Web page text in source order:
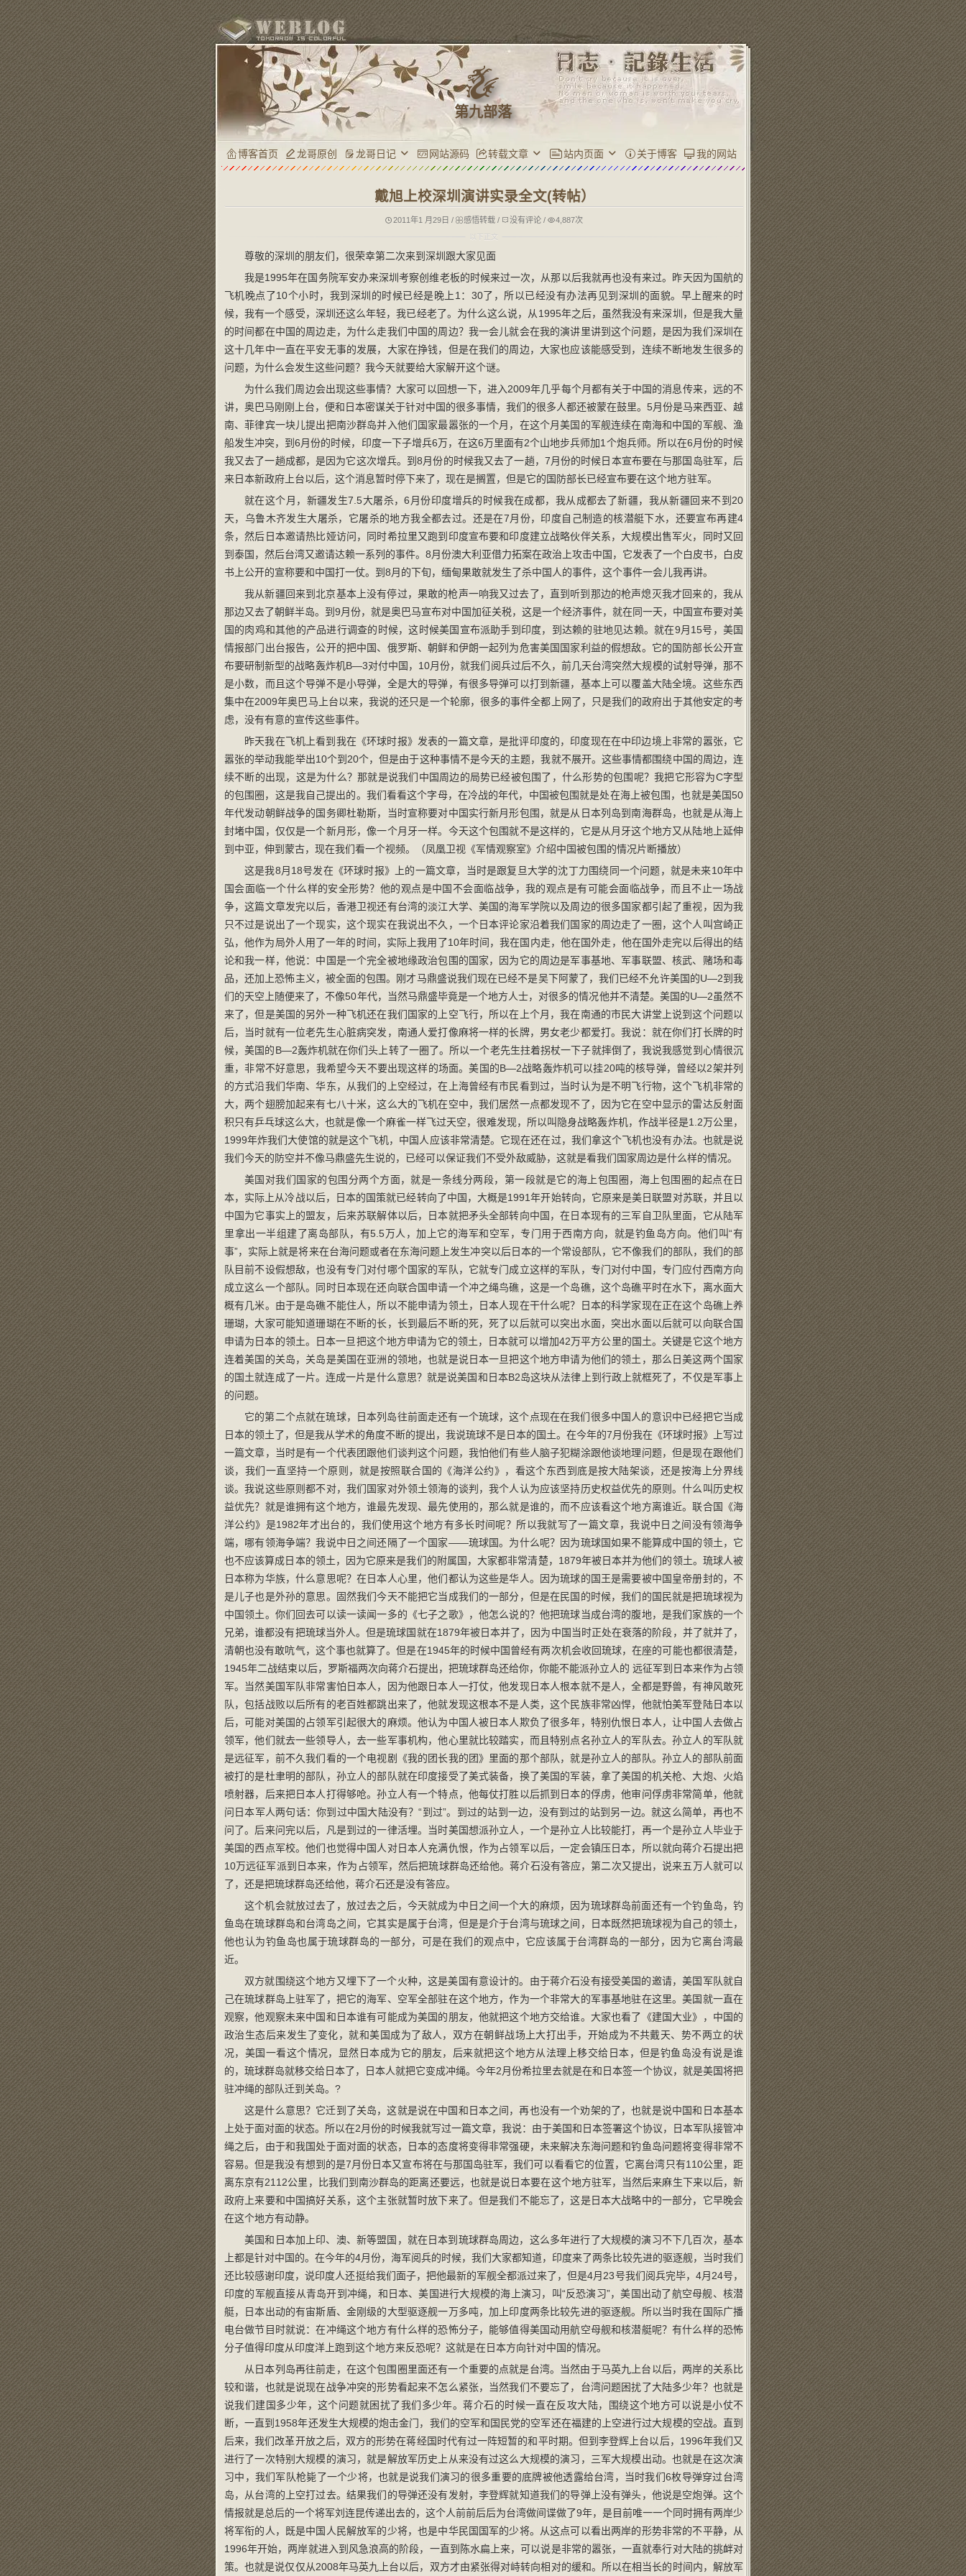
第九部落
博客首页 龙哥原创 龙哥日记 网站源码 转载文章 站内页面 关于博客 我的网站
戴旭上校深圳演讲实录全文(转帖）
2011年1 月29日 / 感悟转载/ 没有评论/ 4,887次
尊敬的深圳的朋友们，很荣幸第二次来到深圳跟大家见面
我是1995年在国务院军安办来深圳考察创维老板的时候来过一次，从那以后我就再也没有来过。昨天因为国航的
飞机晚点了10个小时，我到深圳的时候已经是晚上1：30了，所以已经没有办法再见到深圳的面貌。早上醒来的时
候，我有一个感受，深圳还这么年轻，我已经老了。为什么这么说，从1995年之后，虽然我没有来深圳，但是我大量
的时间都在中国的周边走，为什么走我们中国的周边？我一会儿就会在我的演讲里讲到这个问题，是因为我们深圳在
这十几年中一直在平安无事的发展，大家在挣钱，但是在我们的周边，大家也应该能感受到，连续不断地发生很多的
问题，为什么会发生这些问题？我今天就要给大家解开这个谜。
为什么我们周边会出现这些事情？大家可以回想一下，进入2009年几乎每个月都有关于中国的消息传来，远的不
讲，奥巴马刚刚上台，便和日本密谋关于针对中国的很多事情，我们的很多人都还被蒙在鼓里。5月份是马来西亚、越
南、菲律宾一块儿提出把南沙群岛并入他们国家最嚣张的一个月，在这个月美国的军舰连续在南海和中国的军舰、渔
船发生冲突，到6月份的时候，印度一下子增兵6万，在这6万里面有2个山地步兵师加1个炮兵师。所以在6月份的时候
我又去了一趟成都，是因为它这次增兵。到8月份的时候我又去了一趟，7月份的时候日本宣布要在与那国岛驻军，后
来日本新政府上台以后，这个消息暂时停下来了，现在是搁置，但是它的国防部长已经宣布要在这个地方驻军。
就在这个月，新疆发生7.5大屠杀，6月份印度增兵的时候我在成都，我从成都去了新疆，我从新疆回来不到20
天，乌鲁木齐发生大屠杀，它屠杀的地方我全都去过。还是在7月份，印度自己制造的核潜艇下水，还要宣布再建4
条，然后日本邀请热比娅访问，同时希拉里又跑到印度宣布要和印度建立战略伙伴关系，大规模出售军火，同时又回
到泰国，然后台湾又邀请达赖一系列的事件。8月份澳大利亚借力拓案在政治上攻击中国，它发表了一个白皮书，白皮
书上公开的宣称要和中国打一仗。到8月的下旬，缅甸果敢就发生了杀中国人的事件，这个事件一会儿我再讲。
我从新疆回来到北京基本上没有停过，果敢的枪声一响我又过去了，直到听到那边的枪声熄灭我才回来的，我从
那边又去了朝鲜半岛。到9月份，就是奥巴马宣布对中国加征关税，这是一个经济事件，就在同一天，中国宣布要对美
国的肉鸡和其他的产品进行调查的时候，这时候美国宣布派助手到印度，到达赖的驻地见达赖。就在9月15号，美国
情报部门出台报告，公开的把中国、俄罗斯、朝鲜和伊朗一起列为危害美国国家利益的假想敌。它的国防部长公开宣
布要研制新型的战略轰炸机B—3对付中国，10月份，就我们阅兵过后不久，前几天台湾突然大规模的试射导弹，那不
是小数，而且这个导弹不是小导弹，全是大的导弹，有很多导弹可以打到新疆，基本上可以覆盖大陆全境。这些东西
集中在2009年奥巴马上台以来，我说的还只是一个轮廓，很多的事件全都上网了，只是我们的政府出于其他安定的考
虑，没有有意的宣传这些事件。
昨天我在飞机上看到我在《环球时报》发表的一篇文章，是批评印度的，印度现在在中印边境上非常的嚣张，它
嚣张的举动我能举出10个到20个，但是由于这种事情不是今天的主题，我就不展开。这些事情都围绕中国的周边，连
续不断的出现，这是为什么？那就是说我们中国周边的局势已经被包围了，什么形势的包围呢？我把它形容为C字型
的包围圈，这是我自己提出的。我们看看这个字母，在冷战的年代，中国被包围就是处在海上被包围，也就是美国50
年代发动朝鲜战争的国务卿杜勒斯，当时宣称要对中国实行新月形包围，就是从日本列岛到南海群岛，也就是从海上
封堵中国，仅仅是一个新月形，像一个月牙一样。今天这个包围就不是这样的，它是从月牙这个地方又从陆地上延伸
到中亚，伸到蒙古，现在我们看一个视频。（凤凰卫视《军情观察室》介绍中国被包围的情况片断播放）
这是我8月18号发在《环球时报》上的一篇文章，当时是跟复旦大学的沈丁力围绕同一个问题，就是未来10年中
国会面临一个什么样的安全形势？他的观点是中国不会面临战争，我的观点是有可能会面临战争，而且不止一场战
争，这篇文章发完以后，香港卫视还有台湾的淡江大学、美国的海军学院以及周边的很多国家都引起了重视，因为我
只不过是说出了一个现实，这个现实在我说出不久，一个日本评论家沿着我们国家的周边走了一圈，这个人叫宫崎正
弘，他作为局外人用了一年的时间，实际上我用了10年时间，我在国内走，他在国外走，他在国外走完以后得出的结
论和我一样，他说：中国是一个完全被地缘政治包围的国家，因为它的周边是军事基地、军事联盟、核武、赌场和毒
品，还加上恐怖主义，被全面的包围。刚才马鼎盛说我们现在已经不是吴下阿蒙了，我们已经不允许美国的U—2到我
们的天空上随便来了，不像50年代，当然马鼎盛毕竟是一个地方人士，对很多的情况他并不清楚。美国的U—2虽然不
来了，但是美国的另外一种飞机还在我们国家的上空飞行，所以在上个月，我在南通的市民大讲堂上说到这个问题以
后，当时就有一位老先生心脏病突发，南通人爱打像麻将一样的长牌，男女老少都爱打。我说：就在你们打长牌的时
候，美国的B—2轰炸机就在你们头上转了一圈了。所以一个老先生拄着拐杖一下子就摔倒了，我说我感觉到心情很沉
重，非常不好意思，我希望今天不要出现这样的场面。美国的B—2战略轰炸机可以挂20吨的核导弹，曾经以2架并列
的方式沿我们华南、华东，从我们的上空经过，在上海曾经有市民看到过，当时认为是不明飞行物，这个飞机非常的
大，两个翅膀加起来有七八十米，这么大的飞机在空中，我们居然一点都发现不了，因为它在空中显示的雷达反射面
积只有乒乓球这么大，也就是像一个麻雀一样飞过天空，很难发现，所以叫隐身战略轰炸机，作战半径是1.2万公里，
1999年炸我们大使馆的就是这个飞机，中国人应该非常清楚。它现在还在过，我们拿这个飞机也没有办法。也就是说
我们今天的防空并不像马鼎盛先生说的，已经可以保证我们不受外敌威胁，这就是看我们国家周边是什么样的情况。
美国对我们国家的包围分两个方面，就是一条线分两段，第一段就是它的海上包围圈，海上包围圈的起点在日
本，实际上从冷战以后，日本的国策就已经转向了中国，大概是1991年开始转向，它原来是美日联盟对苏联，并且以
中国为它事实上的盟友，后来苏联解体以后，日本就把矛头全部转向中国，在日本现有的三军自卫队里面，它从陆军
里拿出一半组建了离岛部队，有5.5万人，加上它的海军和空军，专门用于西南方向，就是钓鱼岛方向。他们叫“有
事”，实际上就是将来在台海问题或者在东海问题上发生冲突以后日本的一个常设部队，它不像我们的部队，我们的部
队目前不设假想敌，也没有专门对付哪个国家的军队，它就专门成立这样的军队，专门对付中国，专门应付西南方向
成立这么一个部队。同时日本现在还向联合国申请一个冲之绳鸟礁，这是一个岛礁，这个岛礁平时在水下，离水面大
概有几米。由于是岛礁不能住人，所以不能申请为领土，日本人现在干什么呢？日本的科学家现在正在这个岛礁上养
珊瑚，大家可能知道珊瑚在不断的长，长到最后不断的死，死了以后就可以突出水面，突出水面以后就可以向联合国
申请为日本的领土。日本一旦把这个地方申请为它的领土，日本就可以增加42万平方公里的国土。关键是它这个地方
连着美国的关岛，关岛是美国在亚洲的领地，也就是说日本一旦把这个地方申请为他们的领土，那么日美这两个国家
的国土就连成了一片。连成一片是什么意思？就是说美国和日本B2岛这块从法律上到行政上就框死了，不仅是军事上
的问题。
它的第二个点就在琉球，日本列岛往前面走还有一个琉球，这个点现在在我们很多中国人的意识中已经把它当成
日本的领土了，但是我从学术的角度不断的提出，我说琉球不是日本的国土。在今年的7月份我在《环球时报》上写过
一篇文章，当时是有一个代表团跟他们谈判这个问题，我怕他们有些人脑子犯糊涂跟他谈地理问题，但是现在跟他们
谈，我们一直坚持一个原则，就是按照联合国的《海洋公约》，看这个东西到底是按大陆架谈，还是按海上分界线
谈。我说这些原则都不对，我们国家对外领土领海的谈判，我个人认为应该坚持历史权益优先的原则。什么叫历史权
益优先？就是谁拥有这个地方，谁最先发现、最先使用的，那么就是谁的，而不应该看这个地方离谁近。联合国《海
洋公约》是1982年才出台的，我们使用这个地方有多长时间呢？所以我就写了一篇文章，我说中日之间没有领海争
端，哪有领海争端？我说中日之间还隔了一个国家——琉球国。为什么呢？因为琉球国如果不能算成中国的领土，它
也不应该算成日本的领土，因为它原来是我们的附属国，大家都非常清楚，1879年被日本并为他们的领土。琉球人被
日本称为华族，什么意思呢？在日本人心里，他们都认为这些是华人。因为琉球的国王是需要被中国皇帝册封的，不
是儿子也是外孙的意思。固然我们今天不能把它当成我们的一部分，但是在民国的时候，我们的国民就是把琉球视为
中国领土。你们回去可以读一读闻一多的《七子之歌》，他怎么说的？他把琉球当成台湾的腹地，是我们家族的一个
兄弟，谁都没有把琉球当外人。但是琉球国就在1879年被日本并了，因为中国当时正处在衰落的阶段，并了就并了，
清朝也没有敢吭气，这个事也就算了。但是在1945年的时候中国曾经有两次机会收回琉球，在座的可能也都很清楚，
1945年二战结束以后，罗斯福两次向蒋介石提出，把琉球群岛还给你，你能不能派孙立人的 远征军到日本来作为占领
军。当然美国军队非常害怕日本人，因为他跟日本人一打仗，他发现日本人根本就不是人，全都是野兽，有神风敢死
队，包括战败以后所有的老百姓都跳出来了，他就发现这根本不是人类，这个民族非常凶悍，他就怕美军登陆日本以
后，可能对美国的占领军引起很大的麻烦。他认为中国人被日本人欺负了很多年，特别仇恨日本人，让中国人去做占
领军，他们就去一些领导人，去一些军事机构，他心里就比较踏实，而且特别点名孙立人的军队去。孙立人的军队就
是远征军，前不久我们看的一个电视剧《我的团长我的团》里面的那个部队，就是孙立人的部队。孙立人的部队前面
被打的是杜聿明的部队，孙立人的部队就在印度接受了美式装备，换了美国的军装，拿了美国的机关枪、大炮、火焰
喷射器，后来把日本人打得够呛。孙立人有一个特点，他每仗打胜以后抓到日本的俘虏，他审问俘虏非常简单，他就
问日本军人两句话：你到过中国大陆没有？“到过”。到过的站到一边，没有到过的站到另一边。就这么简单，再也不
问了。后来问完以后，凡是到过的一律活埋。当时美国想派孙立人，一个是孙立人比较能打，再一个是孙立人毕业于
美国的西点军校。他们也觉得中国人对日本人充满仇恨，作为占领军以后，一定会镇压日本，所以就向蒋介石提出把
10万远征军派到日本来，作为占领军，然后把琉球群岛还给他。蒋介石没有答应，第二次又提出，说来五万人就可以
了，还是把琉球群岛还给他，蒋介石还是没有答应。
这个机会就放过去了，放过去之后，今天就成为中日之间一个大的麻烦，因为琉球群岛前面还有一个钓鱼岛，钓
鱼岛在琉球群岛和台湾岛之间，它其实是属于台湾，但是是介于台湾与琉球之间，日本既然把琉球视为自己的领土，
他也认为钓鱼岛也属于琉球群岛的一部分，可是在我们的观点中，它应该属于台湾群岛的一部分，因为它离台湾最
近。
双方就围绕这个地方又埋下了一个火种，这是美国有意设计的。由于蒋介石没有接受美国的邀请，美国军队就自
己在琉球群岛上驻军了，把它的海军、空军全部驻在这个地方，作为一个非常大的军事基地驻在这里。美国就一直在
观察，他观察未来中国和日本谁有可能成为美国的朋友，他就把这个地方交给谁。大家也看了《建国大业》，中国的
政治生态后来发生了变化，就和美国成为了敌人，双方在朝鲜战场上大打出手，开始成为不共戴天、势不两立的状
况，美国一看这个情况，显然日本成为它的朋友，后来就把这个地方从法理上移交给日本，但是钓鱼岛没有说是谁
的，琉球群岛就移交给日本了，日本人就把它变成冲绳。今年2月份希拉里去就是在和日本签一个协议，就是美国将把
驻冲绳的部队迁到关岛。?
这是什么意思？它迁到了关岛，这就是说在中国和日本之间，再也没有一个劝架的了，也就是说中国和日本基本
上处于面对面的状态。所以在2月份的时候我就写过一篇文章，我说：由于美国和日本签署这个协议，日本军队接管冲
绳之后，由于和我国处于面对面的状态，日本的态度将变得非常强硬，未来解决东海问题和钓鱼岛问题将变得非常不
容易。但是我没有想到的是7月份日本又宣布将在与那国岛驻军，我们可以看看它的位置，它离台湾只有110公里，距
离东京有2112公里，比我们到南沙群岛的距离还要远，也就是说日本要在这个地方驻军，当然后来麻生下来以后，新
政府上来要和中国搞好关系，这个主张就暂时放下来了。但是我们不能忘了，这是日本大战略中的一部分，它早晚会
在这个地方有动静。
美国和日本加上印、澳、新等盟国，就在日本到琉球群岛周边，这么多年进行了大规模的演习不下几百次，基本
上都是针对中国的。在今年的4月份，海军阅兵的时候，我们大家都知道，印度来了两条比较先进的驱逐舰，当时我们
还比较感谢印度，说印度人还挺给我们面子，把他最新的军舰全都派过来了，但是4月23号我们阅兵完毕，4月24号，
印度的军舰直接从青岛开到冲绳，和日本、美国进行大规模的海上演习，叫“反恐演习”，美国出动了航空母舰、核潜
艇，日本出动的有宙斯盾、金刚级的大型驱逐舰一万多吨，加上印度两条比较先进的驱逐舰。所以当时我在国际广播
电台做节目时就说：在冲绳这个地方有什么样的恐怖分子，能够值得美国动用航空母舰和核潜艇呢？有什么样的恐怖
分子值得印度从印度洋上跑到这个地方来反恐呢？这就是在日本方向针对中国的情况。
从日本列岛再往前走，在这个包围圈里面还有一个重要的点就是台湾。当然由于马英九上台以后，两岸的关系比
较和谐，也就是说现在战争冲突的形势看起来不怎么紧张，当然我们不要忘了，台湾问题困扰了大陆多少年？也就是
说我们建国多少年，这个问题就困扰了我们多少年。蒋介石的时候一直在反攻大陆，围绕这个地方可以说是小仗不
断，一直到1958年还发生大规模的炮击金门，我们的空军和国民党的空军还在福建的上空进行过大规模的空战。直到
后来，我们改革开放之后，双方的形势在蒋经国时代有过一阵短暂的和平时期。但到李登辉上台以后，1996年我们又
进行了一次特别大规模的演习，就是解放军历史上从来没有过这么大规模的演习，三军大规模出动。也就是在这次演
习中，我们军队枪毙了一个少将，也就是说我们演习的很多重要的底牌被他透露给台湾，当时我们6枚导弹穿过台湾
岛，从台湾的上空打过去。结果我们的导弹还没有发射，李登辉就知道我们的导弹上没有弹头，他说是空炮弹。这个
情报就是总后的一个将军刘连昆传递出去的，这个人前前后后为台湾做间谍做了9年，是目前唯一一个同时拥有两岸少
将军衔的人，既是中国人民解放军的少将，也是中华民国国军的少将。从这点可以看出两岸的形势非常的不平静，从
1996年开始，两岸就进入到风急浪高的阶段，一直到陈水扁上来，可以说是非常的嚣张，一直就奉行对大陆的挑衅对
策。也就是说仅仅从2008年马英九上台以后，双方才由紧张得对峙转向相对的缓和。所以在相当长的时间内，解放军